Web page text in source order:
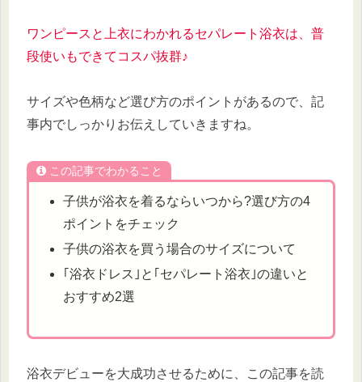
ワンピースと上衣にわかれるセパレート浴衣は 、普
段使いもできてコスパ抜群♪
サイズや色柄など選び方のポイントがあるので、記
事内でしっかりお伝えしていきますね。
この記事でわかること
子供が浴衣を着るならいつから?選び方の4
ポイントをチェック
子供の浴衣を買う場合のサイズについて
｢浴衣ドレス｣と｢セパレート浴衣｣の違いと
おすすめ2選
浴衣デビューを大成功させるために、この記事を読